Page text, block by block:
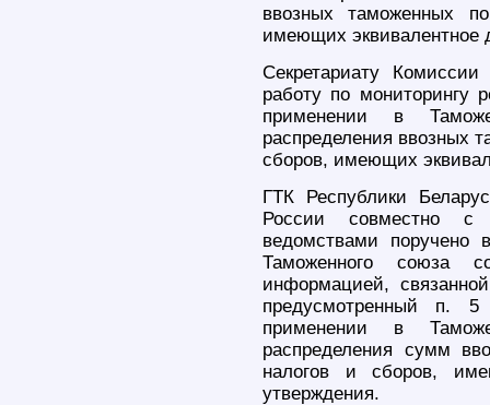
ввозных таможенных
имеющих эквивалентное
Секретариату
работу по мониторингу
применении в
распределения ввозных
сборов, имеющих
ГТК Республики
России совместно с
ведомствами поручено
Таможенного союза
информацией,
предусмотренный п.
применении в
распределения сумм
налогов и сборов,
утверждения.